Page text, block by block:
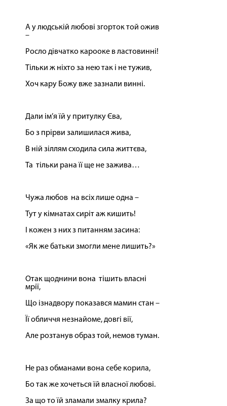
А у людській любові згорток той ожив
–
Росло дівчатко карооке в ластовинні!
Тільки ж ніхто за нею так і не тужив,
Хоч кару Божу вже зазнали винні.
Дали ім’я їй у притулку Єва,
Бо з прірви залишилася жива,
В ній зіллям сходила сила життєва,
Та тільки рана її ще не зажива…
Чужа любов на всіх лише одна –
Тут у кімнатах сиріт аж кишить!
І кожен з них з питанням засина:
«Як же батьки змогли мене лишить?»
Отак щоднини вона тішить власні
мрії,
Що ізнадвору показався мамин стан –
Її обличчя незнайоме, довгі вії,
Але розтанув образ той, немов туман.
Не раз обманами вона себе корила,
Бо так же хочеться їй власної любові.
За що то їй зламали змалку крила?